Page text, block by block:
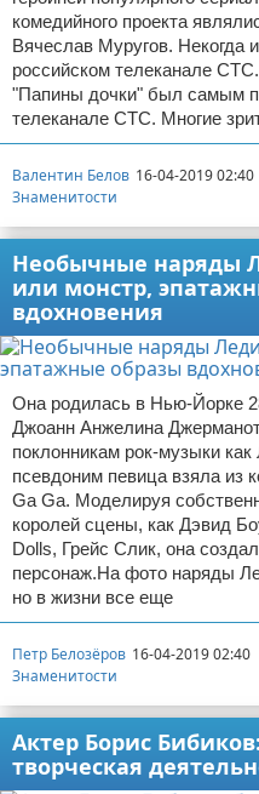
комедийного проекта
Вячеслав Муругов. Некогда
российском телеканале
"Папины дочки" был самым
телеканале СТС. Многие
Валентин Белов 16-04-2019 02:40
Знаменитости
Необычные наряды
или монстр,
вдохновения
Она родилась в Нью-Йорке
Джоанн Анжелина
поклонникам рок-музыки
псевдоним певица взяла из
Ga Ga. Моделируя
королей сцены, как Дэвид
Dolls, Грейс Слик, она
персонаж.На фото наряды
но в жизни все еще
Петр Белозёров 16-04-2019 02:40
Знаменитости
Актер Борис
творческая